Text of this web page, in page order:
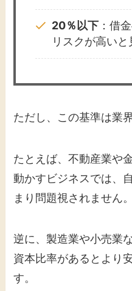
20％以下：借
リスクが高い
ただし、この基準は業
たとえば、不動産業や
動かすビジネスでは、
まり問題視されません。
逆に、製造業や小売業
資本比率があるとより
す。